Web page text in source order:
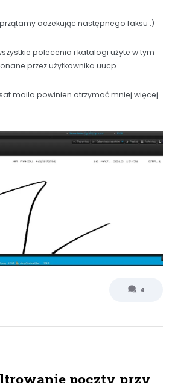
oczekując następnego faksu :)
polecenia i katalogi użyte w tym
przez użytkownika uucp.
maila powinien otrzymać mniej więcej
4
poczty przy